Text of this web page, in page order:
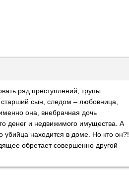
ряд преступлений, трупы
сын, следом – любовница,
она, внебрачная дочь
денег и недвижимого имущества. А
убийца находится в доме. Но кто он?!
обретает совершенно другой